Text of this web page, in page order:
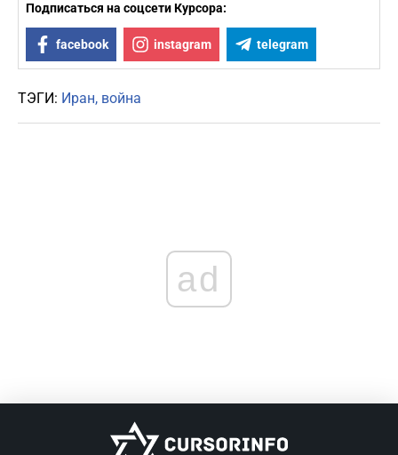
Подписаться на соцсети Курсора:
facebook instagram telegram
ТЭГИ: Иран война
ad